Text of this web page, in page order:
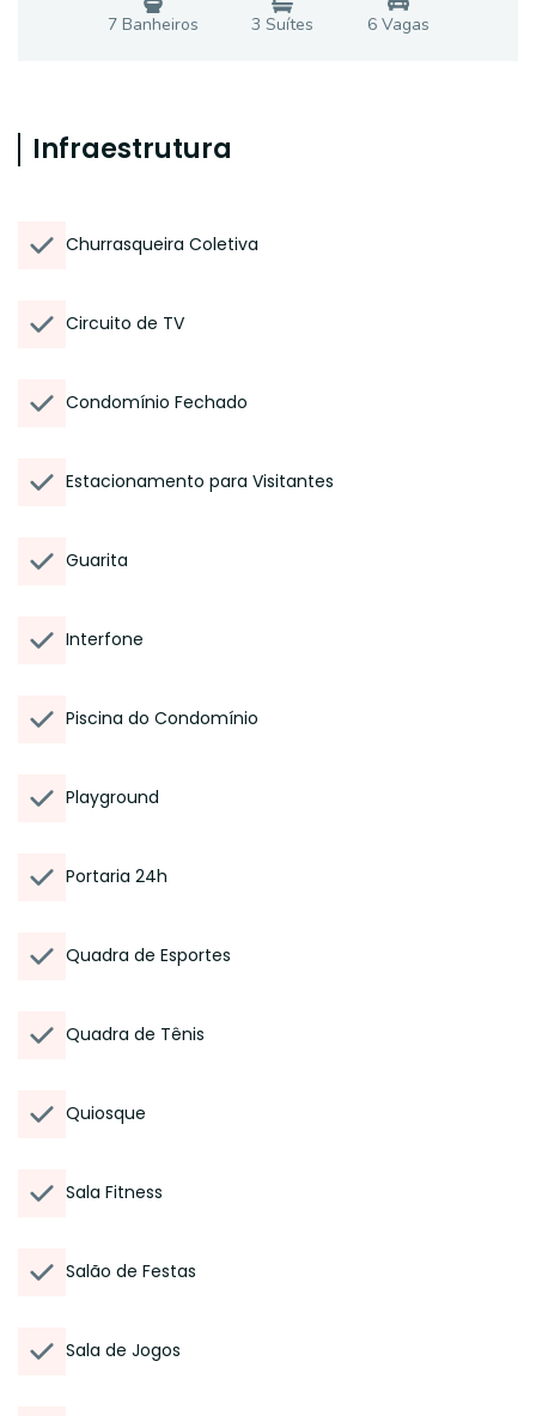
7Banheiros 3 Suítes 6Vagas
Infraestrutura
Churrasqueira Coletiva
Circuito de TV
Condomínio Fechado
Estacionamento para Visitantes
Guarita
Interfone
Piscina do Condomínio
Playground
Portaria 24h
Quadra de Esportes
Quadra de Tênis
Quiosque
Sala Fitness
Salão de Festas
Sala de Jogos